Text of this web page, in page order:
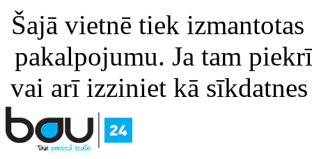
Šajā vietnē tiek
pakalpojumu. Ja tam
vai arī izziniet kā